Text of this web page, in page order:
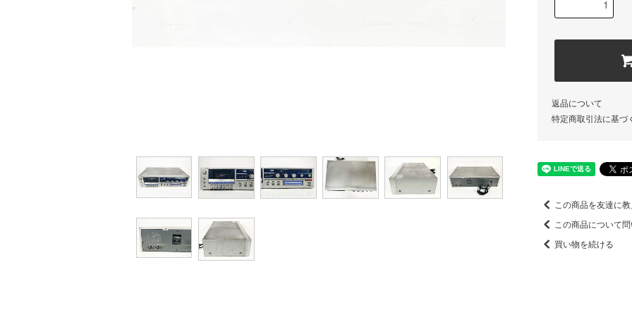
返品について
特定商取引法に基づ
この商品を友達に
この商品について
買い物を続ける